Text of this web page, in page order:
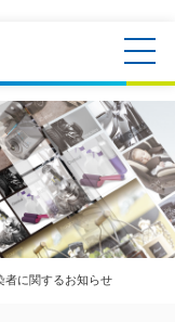
者に関するお知らせ